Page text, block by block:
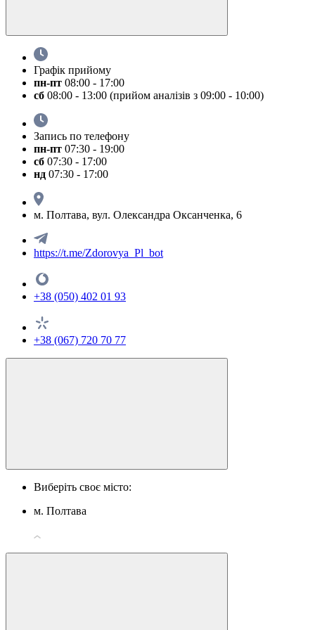
Графік прийому
пн-пт 08:00 - 17:00
сб 08:00 - 13:00 (прийом аналізів з 09:00 - 10:00)
Запись по телефону
пн-пт 07:30 - 19:00
сб 07:30 - 17:00
нд 07:30 - 17:00
м. Полтава, вул. Олександра Оксанченка, 6
https://t.me/Zdorovya_Pl_bot
+38 (050) 402 01 93
+38 (067) 720 70 77
Виберіть своє місто:
м. Полтава